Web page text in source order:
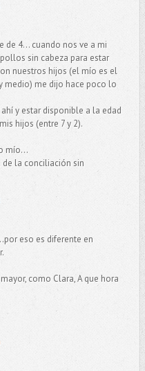
de 4... cuando nos ve a mi
sin cabeza para estar
nuestros hijos (el mío es el
medio) me dijo hace poco lo
y estar disponible a la edad
hijos (entre 7 y 2).
mío...
la conciliación sin
eso es diferente en
como Clara, A que hora